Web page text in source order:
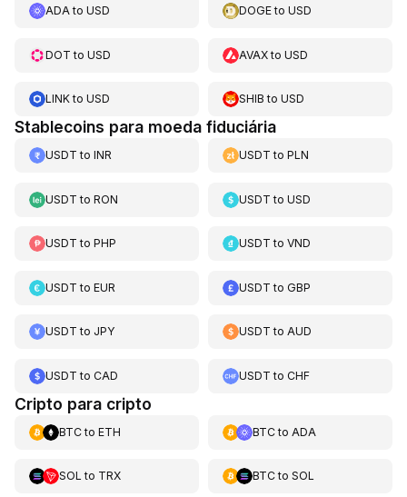
ADAto USD DOGEtoUSD
DOT to USD AVAXtoUSD
LINKto USD SHIB toUSD
Stablecoins para moeda fiduciária
USDT to INR USDT toPLN
USDT to RON USDT toUSD
USDT to PHP USDT toVND
USDT to EUR USDT toGBP
USDT to JPY USDT toAUD
USDT to CAD USDT toCHF
Cripto para cripto
BTCto ETH BTCto ADA
SOL to TRX BTCto SOL